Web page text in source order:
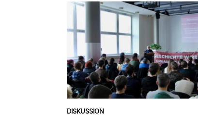
DISKUSSION